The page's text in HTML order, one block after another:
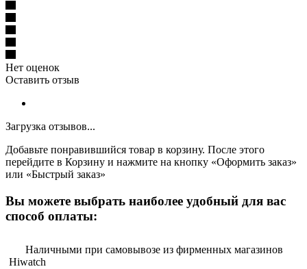
Нет оценок
Оставить отзыв
Загрузка отзывов...
Добавьте понравившийся товар в корзину. После этого
перейдите в Корзину и нажмите на кнопку «Оформить заказ»
или «Быстрый заказ»
Вы можете выбрать наиболее удобный для вас
способ оплаты:
Наличными при самовывозе из фирменных магазинов
Hiwatch